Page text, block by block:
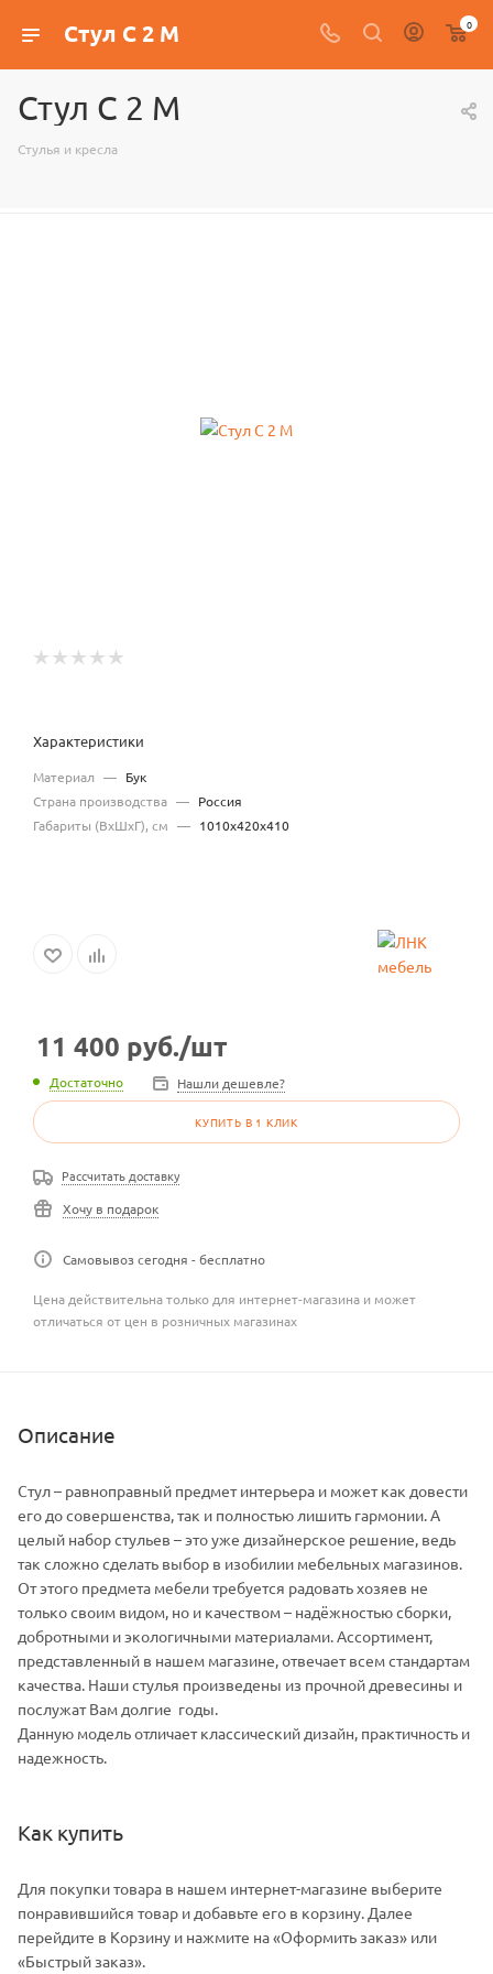
Стул С 2 М 0
Стул С 2 М
Стулья и кресла
Характеристики
Материал — Бук
Страна производства — Россия
Габариты (ВхШхГ), см — 1010х420х410
11 400 руб./шт
Достаточно Нашли дешевле?
КУПИТЬ В 1 КЛИК
Рассчитать доставку
Хочу в подарок
Самовывоз сегодня - бесплатно
Цена действительна только для интернет-магазина и может
отличаться от цен в розничных магазинах
Описание
Стул – равноправный предмет интерьера и может как довести
его до совершенства, так и полностью лишить гармонии. А
целый набор стульев – это уже дизайнерское решение, ведь
так сложно сделать выбор в изобилии мебельных магазинов.
От этого предмета мебели требуется радовать хозяев не
только своим видом, но и качеством – надёжностью сборки,
добротными и экологичными материалами. Ассортимент,
представленный в нашем магазине, отвечает всем стандартам
качества. Наши стулья произведены из прочной древесины и
послужат Вам долгие годы.
Данную модель отличает классический дизайн, практичность и
надежность.
Как купить
Для покупки товара в нашем интернет-магазине выберите
понравившийся товар и добавьте его в корзину. Далее
перейдите в Корзину и нажмите на «Оформить заказ» или
«Быстрый заказ».